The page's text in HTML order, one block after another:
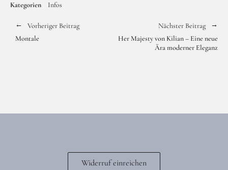
Kategorien Infos
Vorheriger Beitrag
Montale
Nächster Beitrag
Her Majesty von Kilian – Eine neue
Ära moderner Eleganz
Widerruf einreichen